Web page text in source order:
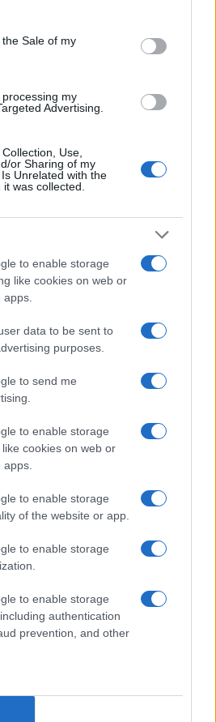
Sale of my
my
Advertising.
Use,
or Sharing of my
Unrelated with the
was collected.
to enable storage
like cookies on web or
data to be sent to
purposes.
to send me
to enable storage
cookies on web or
to enable storage
of the website or app.
to enable storage
to enable storage
authentication
prevention, and other
convincendosi a fare
grado di giudizio e l’Agenzia
di contro, che farà mai?
sola grazie alla Legge
del ricorso originario
Anzi al contribuente.
Tu contribuente, se vuoi
ritieni di illegittimo abbia
esattoriale devi
solo ad una condizione:
di pagamento o un
ancora una istanza di
perché? Perché sei figlio di
appalti la legge in questione
non pagati da una
tema, con il D.lgs.
un pochino questa
del diritto di
il pregiudizio nell’ambito
in relazione ad operazioni
della cessione
altri rimangono fuori come il